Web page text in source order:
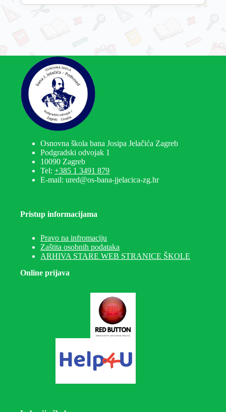
Osnovna škola bana Josipa Jelačića Zagreb
Podgradski odvojak 1
10090 Zagreb
Tel:+385 1 3491 879
E-mail: ured@os-bana-jjelacica-zg.hr
Pristup informacijama
Pravo na infromaciju
Zaštita osobnih podataka
ARHIVA STARE WEB STRANICE ŠKOLE
Online prijava